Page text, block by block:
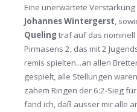
Eine unerwartete
Johannes Wintergerst,
Queling traf auf das nominell
Pirmasens 2, das mit 2
remis spielten...an allen
gespielt, alle Stellungen
zähem Ringen der 6:2-Sieg
fand ich, daß ausser mir alle